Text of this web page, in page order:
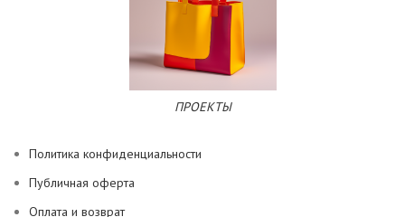
ПРОЕКТЫ
Политика конфиденциальности
Публичная оферта
Оплата и возврат